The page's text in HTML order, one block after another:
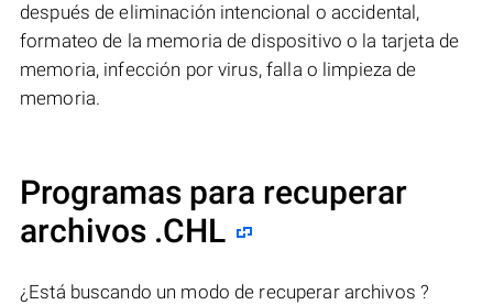
después de eliminación intencional o accidental,
formateo de la memoria de dispositivo o la tarjeta de
memoria, infección por virus, falla o limpieza de
memoria.
Programas para recuperar
archivos .CHL
¿Está buscando un modo de recuperar archivos ?